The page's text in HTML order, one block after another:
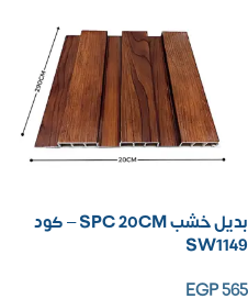
بديل خشب SPC 20CM – كود
SW1149
EGP565